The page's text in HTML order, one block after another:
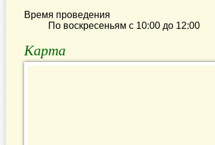
Время проведения
По воскресеньям с 10:00 до 12:00
Карта